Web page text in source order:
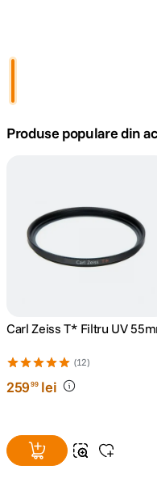
4. peak design
6. canon sx740 hs
7. card memorie
9. dji mic mini
10 . dji osmo pocket 4
Produse populare din
Carl Zeiss T* Filtru UV
(12)
25999 lei